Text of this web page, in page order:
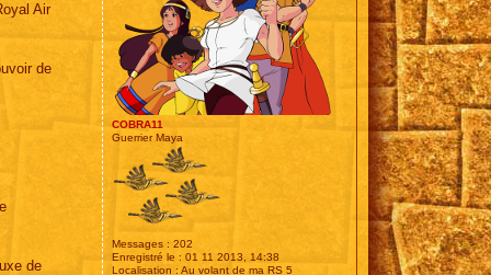
COBRA11
Guerrier Maya
Messages : 202
Enregistré le : 01 11 2013, 14:38
Localisation : Au volant de ma RS 5
Air
de
de